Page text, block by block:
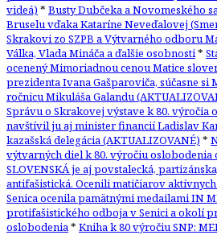
videá) * Busty Dubčeka a Novomeského
Bruselu vďaka Kataríne Neveďalovej
Skrakovi zo SZPB a Výtvarného odboru
Válka, Vlada Mináča a ďalšie osobnosti*
ocenený Mimoriadnou cenou Matice
prezidenta Ivana Gašparoviča, súčasne si
ročnicu Mikuláša Galandu
Správu o Skrakovej výstave k 80. výročia
navštívil ju aj minister financií Ladislav
kazašská delegácia (AKTUALIZOVANÉ) *
výtvarných diel k 80. výročiu oslobodenia
SLOVENSKÁ je aj povstalecká,
antifašistická. Ocenili matičiarov
Senica ocenila pamätnými medailami IN
protifašistického odboja v Senici a okolí
oslobodenia* Kniha k 80 výročiu SNP: